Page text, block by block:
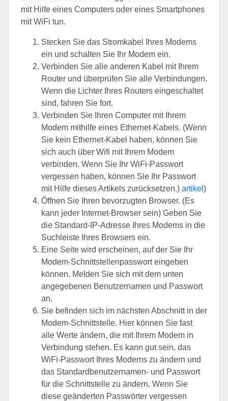
mit Hilfe eines Computers oder eines Smartphones
mit WiFi tun.
Stecken Sie das Stromkabel Ihres Modems
ein und schalten Sie Ihr Modem ein.
Verbinden Sie alle anderen Kabel mit Ihrem
Router und überprüfen Sie alle Verbindungen.
Wenn die Lichter Ihres Routers eingeschaltet
sind, fahren Sie fort.
Verbinden Sie Ihren Computer mit Ihrem
Modem mithilfe eines Ethernet-Kabels. (Wenn
Sie kein Ethernet-Kabel haben, können Sie
sich auch über Wifi mit Ihrem Modem
verbinden. Wenn Sie Ihr WiFi-Passwort
vergessen haben, können Sie Ihr Passwort
mit Hilfe dieses Artikels zurücksetzen.) artikel )
Öffnen Sie Ihren bevorzugten Browser. (Es
kann jeder Internet-Browser sein) Geben Sie
die Standard-IP-Adresse Ihres Modems in die
Suchleiste Ihres Browsers ein.
Eine Seite wird erscheinen, auf der Sie Ihr
Modem-Schnittstellenpasswort eingeben
können. Melden Sie sich mit dem unten
angegebenen Benutzernamen und Passwort
an.
Sie befinden sich im nächsten Abschnitt in der
Modem-Schnittstelle. Hier können Sie fast
alle Werte ändern, die mit Ihrem Modem in
Verbindung stehen. Es kann gut sein, das
WiFi-Passwort Ihres Modems zu ändern und
das Standardbenutzernamen- und Passwort
für die Schnittstelle zu ändern. Wenn Sie
diese geänderten Passwörter vergessen